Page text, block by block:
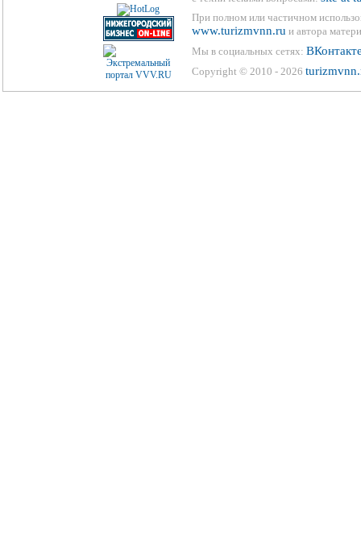
При полном или частичном
www.turizmvnn.ru и автора
Мы в социальных сетях:
Copyright © 2010 - 2026